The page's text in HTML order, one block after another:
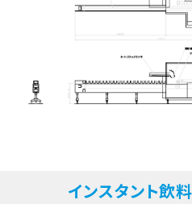
インスタント飲